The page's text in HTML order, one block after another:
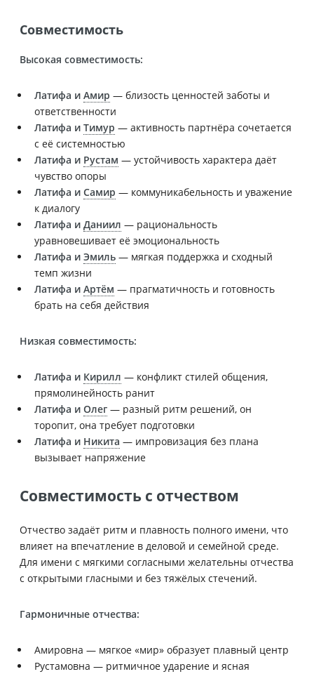
Совместимость
Высокая совместимость:
Латифа и Амир — близость ценностей заботы и
ответственности
Латифа и Тимур — активность партнёра сочетается
с её системностью
Латифа и Рустам — устойчивость характера даёт
чувство опоры
Латифа и Самир — коммуникабельность и уважение
к диалогу
Латифа и Даниил — рациональность
уравновешивает её эмоциональность
Латифа и Эмиль — мягкая поддержка и сходный
темп жизни
Латифа и Артём — прагматичность и готовность
брать на себя действия
Низкая совместимость:
Латифа и Кирилл — конфликт стилей общения,
прямолинейность ранит
Латифа и Олег — разный ритм решений, он
торопит, она требует подготовки
Латифа и Никита — импровизация без плана
вызывает напряжение
Совместимость с отчеством
Отчество задаёт ритм и плавность полного имени, что
влияет на впечатление в деловой и семейной среде.
Для имени с мягкими согласными желательны отчества
с открытыми гласными и без тяжёлых стечений.
Гармоничные отчества:
Амировна — мягкое «мир» образует плавный центр
Рустамовна — ритмичное ударение и ясная